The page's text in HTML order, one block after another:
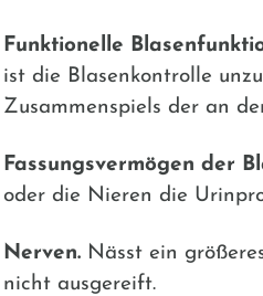
Funktionelle
ist die Blasenkontrolle
Zusammenspiels der an
Fassungsvermögen der
oder die Nieren die
Nerven. Nässt ein
nicht ausgereift.